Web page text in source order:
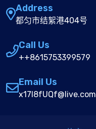
Address
都匀市结絮港404号
Call Us
++8615753399579
Email Us
x17I8fUQf@live.com